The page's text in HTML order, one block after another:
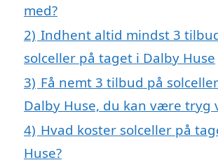
med?
2) Indhent altid mindst 3
solceller på taget i Dalby Huse
3) Få nemt 3 tilbud på
Dalby Huse, du kan være tryg
4) Hvad koster solceller på
Huse?